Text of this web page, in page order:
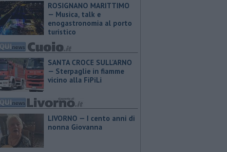
ROSIGNANO MARITTIMO
— Musica, talk e
enogastronomia al porto
turistico
SANTA CROCE SULL'ARNO
— Sterpaglie in fiamme
vicino alla FiPiLi
LIVORNO — I cento anni di
nonna Giovanna